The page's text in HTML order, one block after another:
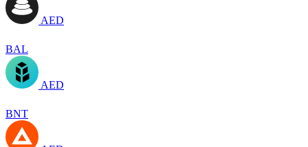
AED
BAL
AED
BNT